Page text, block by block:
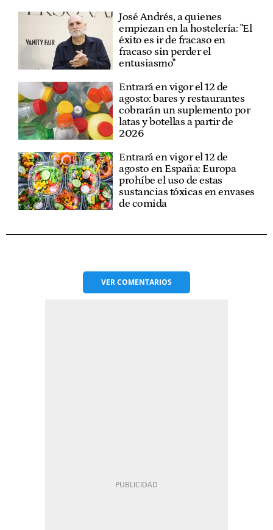
José Andrés, a quienes
empiezan en la hostelería: "El
éxito es ir de fracaso en
fracaso sin perder el
entusiasmo"
Entrará en vigor el 12 de
agosto: bares y restaurantes
cobrarán un suplemento por
latas y botellas a partir de
2026
Entrará en vigor el 12 de
agosto en España: Europa
prohíbe el uso de estas
sustancias tóxicas en envases
de comida
VERCOMENTARIOS